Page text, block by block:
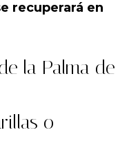
recuperará en
la Palma de
o